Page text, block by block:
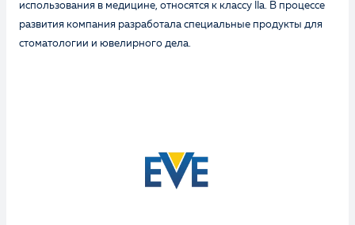
использования в медицине, относятся к классу IIa. В процессе
развития компания разработала специальные продукты для
стоматологии и ювелирного дела.